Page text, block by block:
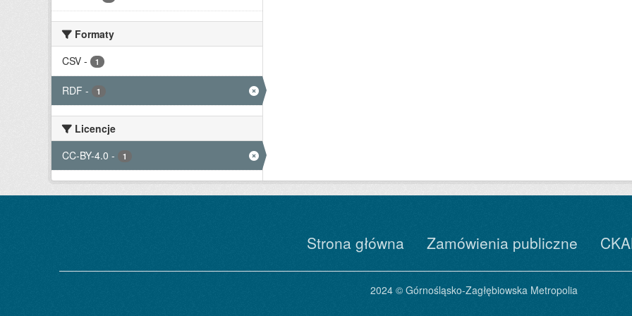
Formaty
CSV - 1
RDF - 1
Licencje
CC-BY-4.0 - 1
Strona główna Zamówienia publiczne
2024 © Górnośląsko-Zagłębiowska Metropolia